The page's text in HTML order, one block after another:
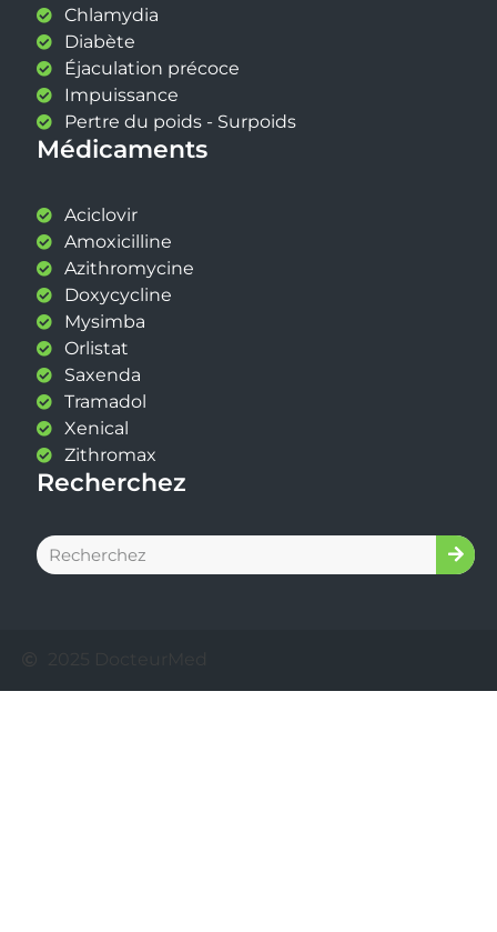
Chlamydia
Diabète
Éjaculation précoce
Impuissance
Pertre du poids - Surpoids
Médicaments
Aciclovir
Amoxicilline
Azithromycine
Doxycycline
Mysimba
Orlistat
Saxenda
Tramadol
Xenical
Zithromax
Recherchez